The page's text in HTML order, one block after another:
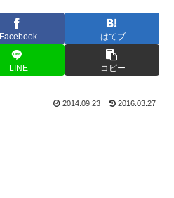
Facebook はてブ
LINE コピー
2014.09.23 2016.03.27